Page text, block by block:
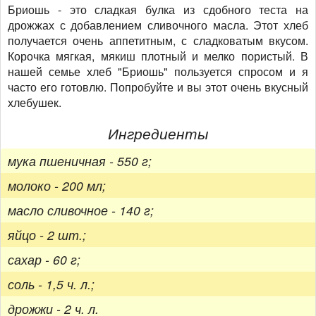
Бриошь - это сладкая булка из сдобного теста на
дрожжах с добавлением сливочного масла. Этот хлеб
получается очень аппетитным, с сладковатым вкусом.
Корочка мягкая, мякиш плотный и мелко пористый. В
нашей семье хлеб "Бриошь" пользуется спросом и я
часто его готовлю. Попробуйте и вы этот очень вкусный
хлебушек.
Ингредиенты
мука пшеничная - 550 г;
молоко - 200 мл;
масло сливочное - 140 г;
яйцо - 2 шт.;
сахар - 60 г;
соль - 1,5 ч. л.;
дрожжи - 2 ч. л.